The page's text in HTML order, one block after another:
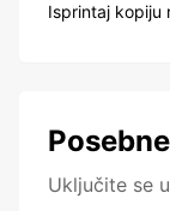
Isprintaj kopiju
Uključite se